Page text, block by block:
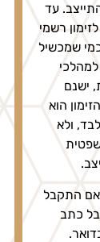
עד
רשמי
הוא